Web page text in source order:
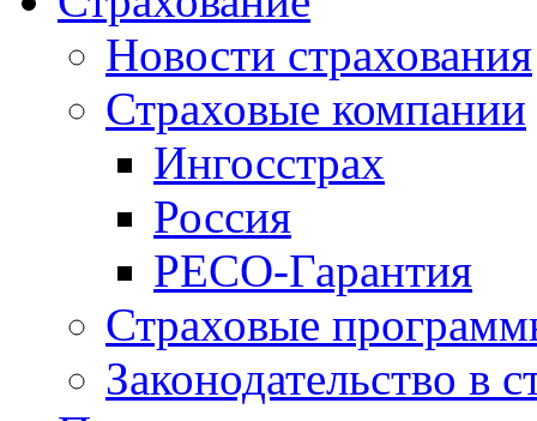
Новости страхования
Страховые компании
Ингосстрах
Россия
РЕСО-Гарантия
Страховые
Законодательство в